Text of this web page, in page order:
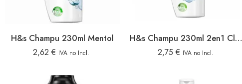
H&s Champu 230ml Mentol
2,62 € IVA no Incl.
H&s Champu 230ml 2en1 Clasic
2,75 € IVA no Incl.